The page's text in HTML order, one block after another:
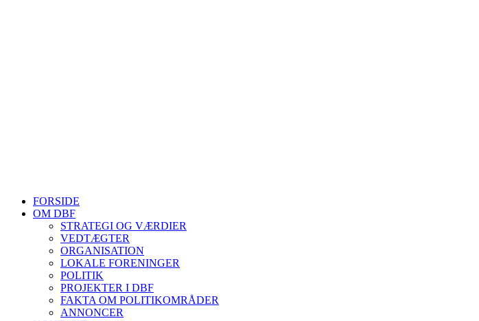
FORSIDE
OM DBF
STRATEGI OG VÆRDIER
VEDTÆGTER
ORGANISATION
LOKALE FORENINGER
POLITIK
PROJEKTER I DBF
FAKTA OM POLITIKOMRÅDER
ANNONCER